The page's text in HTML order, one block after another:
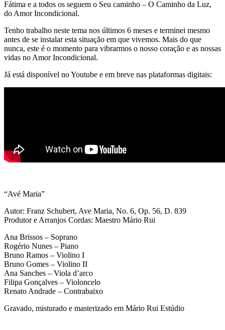
Fátima e a todos os seguem o Seu caminho – O Caminho da Luz,
do Amor Incondicional.
Tenho trabalho neste tema nos últimos 6 meses e terminei mesmo
antes de se instalar esta situação em que vivemos. Mais do que
nunca, este é o momento para vibrarmos o nosso coração e as nossas
vidas no Amor Incondicional.
Já está disponível no Youtube e em breve nas plataformas digitais:
“Avé Maria”
Autor: Franz Schubert, Ave Maria, No. 6, Op. 56, D. 839
Produtor e Arranjos Cordas: Maestro Mário Rui
Ana Brissos – Soprano
Rogério Nunes – Piano
Bruno Ramos – Violino I
Bruno Gomes – Violino II
Ana Sanches – Viola d’arco
Filipa Gonçalves – Violoncelo
Renato Andrade – Contrabaixo
Gravado, misturado e masterizado em Mário Rui Estúdio